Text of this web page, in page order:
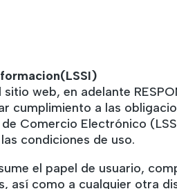
sitio web, en adelante
a las
Comercio Electrónico
condiciones de uso.
el papel de usuario,
así como a cualquier otra